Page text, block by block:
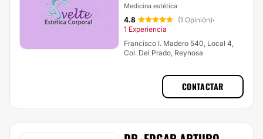
Medicina estética
4.8 (1 Opinión)·
1 Experiencia
Francisco I. Madero 540, Local 4,
Col. Del Prado, Reynosa
CONTACTAR